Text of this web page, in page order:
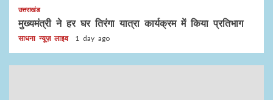
उत्तराखंड
मुख्यमंत्री ने हर घर तिरंगा यात्रा कार्यक्रम में किया प्रतिभाग
साधना न्यूज़ लाइव 1 day ago